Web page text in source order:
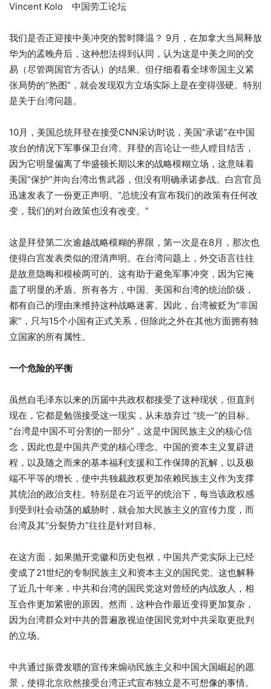
Vincent Kolo 中国劳工论坛
我们是否正迎接中美冲突的暂时降温？ 9月，在加拿大当局释放
华为的孟晚舟后，这种想法得到认同，认为这是中美之间的交
易（尽管两国官方否认）的结果。但仔细看看全球帝国主义紧
张局势的“热图”，就会发现双方立场实际上是在变得强硬。特别
是关于台湾问题。
10月，美国总统拜登在接受CNN采访时说，美国“承诺”在中国
攻台的情况下军事保卫台湾。拜登的言论让一些人瞠目结舌，
因为它明显偏离了华盛顿长期以来的战略模糊立场，这意味着
美国“保护”并向台湾出售武器，但没有明确承诺参战。白宫官员
迅速发表了一份更正声明。“总统没有宣布我们的政策有任何改
变，我们的对台政策也没有改变。”
这是拜登第二次逾越战略模糊的界限，第一次是在8月，那次也
使得白宫发表类似的澄清声明。在台湾问题上，外交语言往往
是故意隐晦和模棱两可的。这有助于避免军事冲突，因为它掩
盖了明显的矛盾。所有各方，中国、美国和台湾的统治阶级，
都有自己的理由来维持这种战略迷雾。因此，台湾被贬为“非国
家”，只与15个小国有正式关系，但除此之外在其他方面拥有独
立国家的所有属性。
一个危险的平衡
虽然自毛泽东以来的历届中共政权都接受了这种现状，但直到
现在，它都是勉强接受这一现实，从未放弃过 “统一”的目标。
“台湾是中国不可分割的一部分”，这是中国民族主义的核心信
念，因此也是中国共产党的核心理念。中国的资本主义复辟进
程，以及随之而来的基本福利支援和工作保障的瓦解，以及极
端不平等的增长，使中共独裁政权更加依赖民族主义作为支撑
其统治的政治支柱。特别是在习近平的统治下，每当该政权感
到受到社会动荡的威胁时，就会加大民族主义的宣传力度，而
台湾及其“分裂势力”往往是针对目标。
在这方面，如果抛开党徽和历史包袱，中国共产党实际上已经
变成了21世纪的专制民族主义和资本主义的国民党。这也解释
了近几十年来，中共和台湾的国民党这对曾经的内战敌人，相
互合作更加紧密的原因。然而，这种合作最近变得更加复杂，
因为台湾群众对中共的普遍敌视迫使国民党对中共采取更批判
的立场。
中共通过振聋发聩的宣传来煽动民族主义和中国大国崛起的愿
景，使得北京欣然接受台湾正式宣布独立是不可想像的事情。